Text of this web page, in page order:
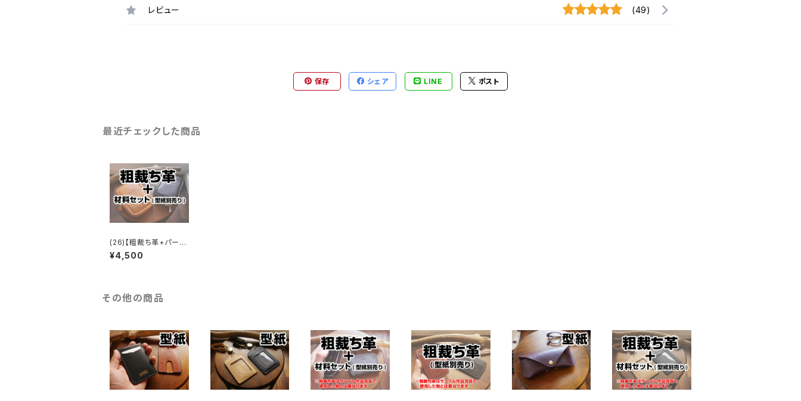
レビュー (49)
保存 シェア LINE ポスト
最近チェックした商品
(26)【粗裁ち革+パー
ツ】スクエア型ポーチ
¥4,500
その他の商品